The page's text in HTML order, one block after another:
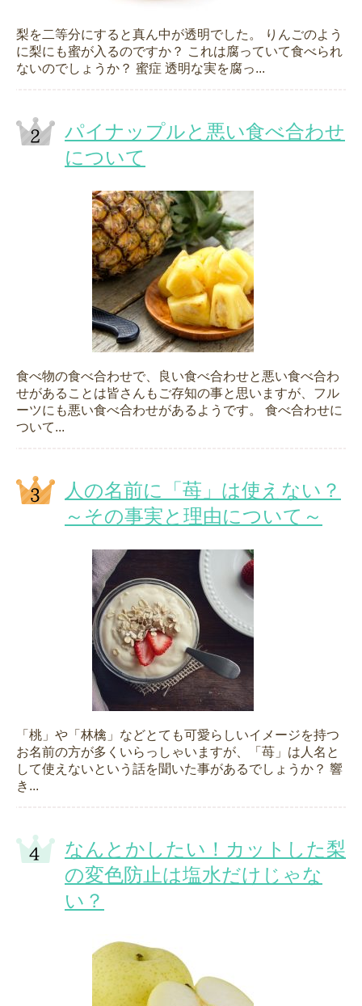
梨を二等分にすると真ん中が透明でした。 りんごのよう
に梨にも蜜が入るのですか？ これは腐っていて食べられ
ないのでしょうか？ 蜜症 透明な実を腐っ...
パイナップルと悪い食べ合わせ
について
食べ物の食べ合わせで、良い食べ合わせと悪い食べ合わ
せがあることは皆さんもご存知の事と思いますが、フル
ーツにも悪い食べ合わせがあるようです。 食べ合わせに
ついて...
人の名前に「苺」は使えない？
～その事実と理由について～
「桃」や「林檎」などとても可愛らしいイメージを持つ
お名前の方が多くいらっしゃいますが、「苺」は人名と
して使えないという話を聞いた事があるでしょうか？ 響
き...
なんとかしたい！カットした梨
の変色防止は塩水だけじゃな
い？